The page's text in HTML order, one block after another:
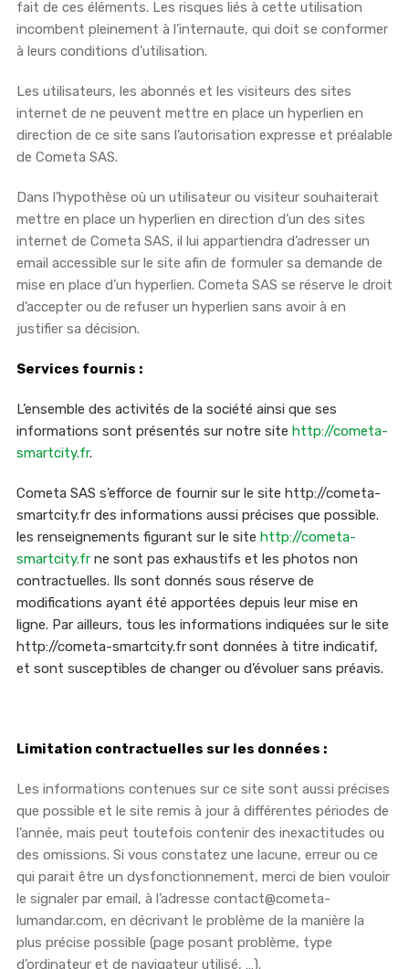
fait de ces éléments. Les risques liés à cette utilisation
incombent pleinement à l’internaute, qui doit se conformer
à leurs conditions d’utilisation.
Les utilisateurs, les abonnés et les visiteurs des sites
internet de ne peuvent mettre en place un hyperlien en
direction de ce site sans l’autorisation expresse et préalable
de Cometa SAS.
Dans l’hypothèse où un utilisateur ou visiteur souhaiterait
mettre en place un hyperlien en direction d’un des sites
internet de Cometa SAS, il lui appartiendra d’adresser un
email accessible sur le site afin de formuler sa demande de
mise en place d’un hyperlien. Cometa SAS se réserve le droit
d’accepter ou de refuser un hyperlien sans avoir à en
justifier sa décision.
Services fournis :
L’ensemble des activités de la société ainsi que ses
informations sont présentés sur notre site http://cometa-
smartcity.fr.
Cometa SAS s’efforce de fournir sur le site http://cometa-
smartcity.fr des informations aussi précises que possible.
les renseignements figurant sur le site http://cometa-
smartcity.frne sont pas exhaustifs et les photos non
contractuelles. Ils sont donnés sous réserve de
modifications ayant été apportées depuis leur mise en
ligne. Par ailleurs, tous les informations indiquées sur le site
http://cometa-smartcity.frsont données à titre indicatif,
et sont susceptibles de changer ou d’évoluer sans préavis.
Limitation contractuelles sur les données :
Les informations contenues sur ce site sont aussi précises
que possible et le site remis à jour à différentes périodes de
l’année, mais peut toutefois contenir des inexactitudes ou
des omissions. Si vous constatez une lacune, erreur ou ce
qui parait être un dysfonctionnement, merci de bien vouloir
le signaler par email, à l’adresse contact@cometa-
lumandar.com, en décrivant le problème de la manière la
plus précise possible (page posant problème, type
d’ordinateur et de navigateur utilisé, …).